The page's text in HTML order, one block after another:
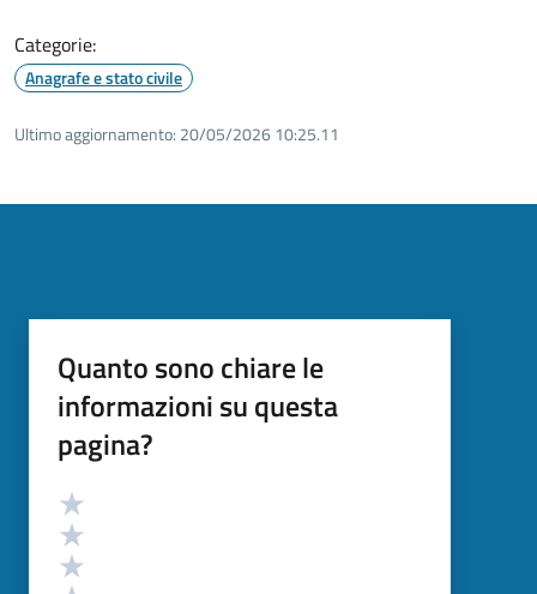
Categorie:
Anagrafe e stato civile
Ultimo aggiornamento: 20/05/2026 10:25.11
Quanto sono chiare le
informazioni su questa
pagina?
Valutazione